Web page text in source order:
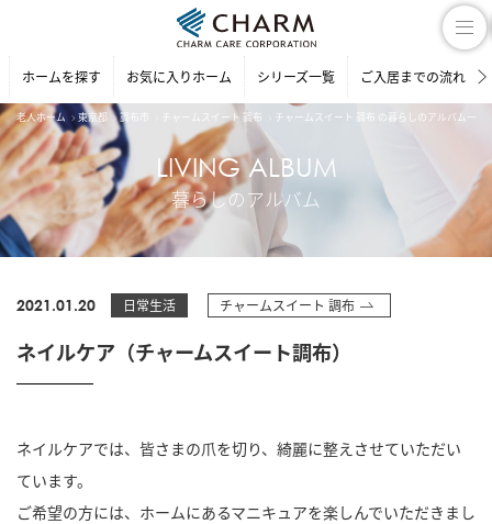
ホームを探す お気に入りホーム シリーズ一覧 ご入居までの流れ
老人ホーム 東京都 調布市 チャームスイート 調布 チャームスイート 調布 の暮らしのアルバム一覧
LIVING ALBUM
暮らしのアルバム
2021.01.20 日常生活 チャームスイート 調布
ネイルケア（チャームスイート調布）
ネイルケアでは、皆さまの爪を切り、綺麗に整えさせていただい
ています。
ご希望の方には、ホームにあるマニキュアを楽しんでいただきまし